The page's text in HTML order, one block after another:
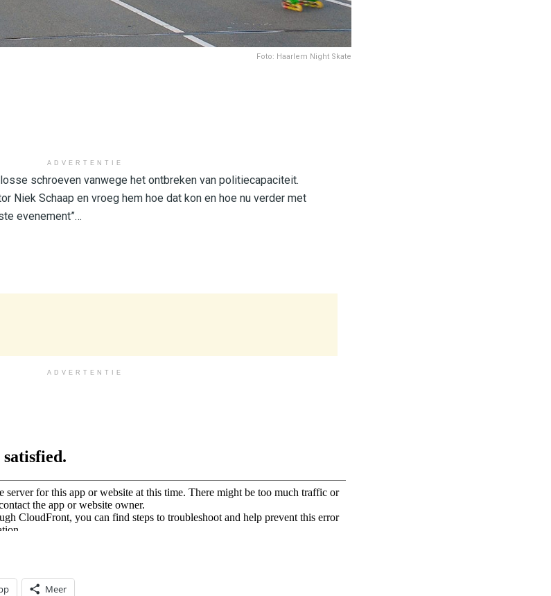
Foto: Haarlem Night Skate
ADVERTENTIE
schroeven vanwege het ontbreken van politiecapaciteit.
Niek Schaap en vroeg hem hoe dat kon en hoe nu verder met
evenement”…
ADVERTENTIE
Meer